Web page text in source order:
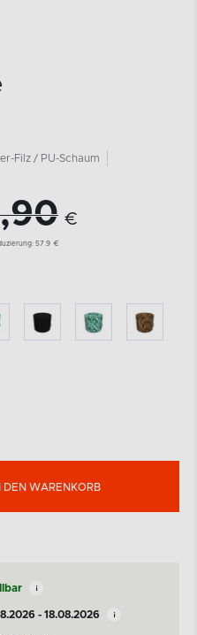
Filz / PU-Schaum
€
57.9 €
DEN WARENKORB
- 18.08.2026